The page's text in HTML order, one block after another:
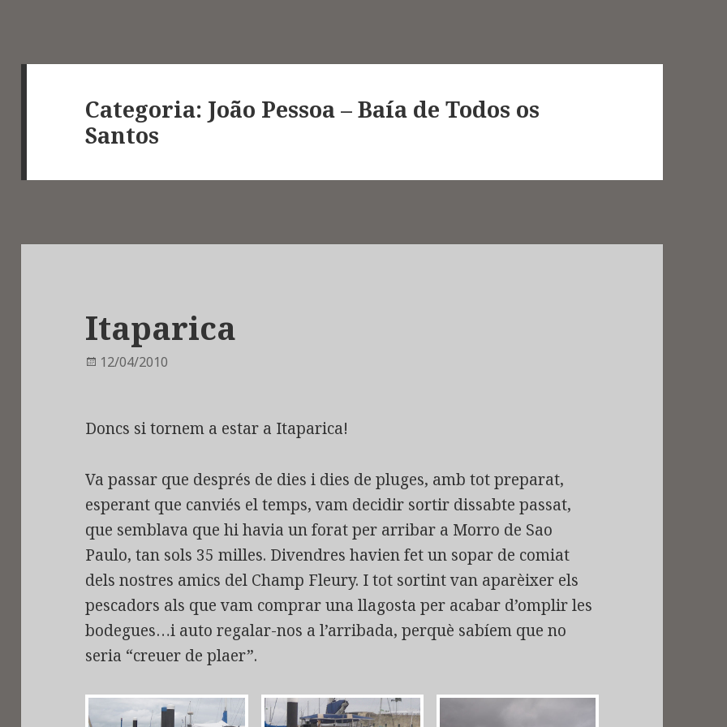
Categoria: João Pessoa – Baía de Todos os
Santos
Itaparica
Publicat
12/04/2010
Doncs si tornem a estar a Itaparica!
Va passar que després de dies i dies de pluges, amb tot preparat,
esperant que canviés el temps, vam decidir sortir dissabte passat,
que semblava que hi havia un forat per arribar a Morro de Sao
Paulo, tan sols 35 milles. Divendres havien fet un sopar de comiat
dels nostres amics del Champ Fleury. I tot sortint van aparèixer els
pescadors als que vam comprar una llagosta per acabar d’omplir les
bodegues…i auto regalar-nos a l’arribada, perquè sabíem que no
seria “creuer de plaer”.